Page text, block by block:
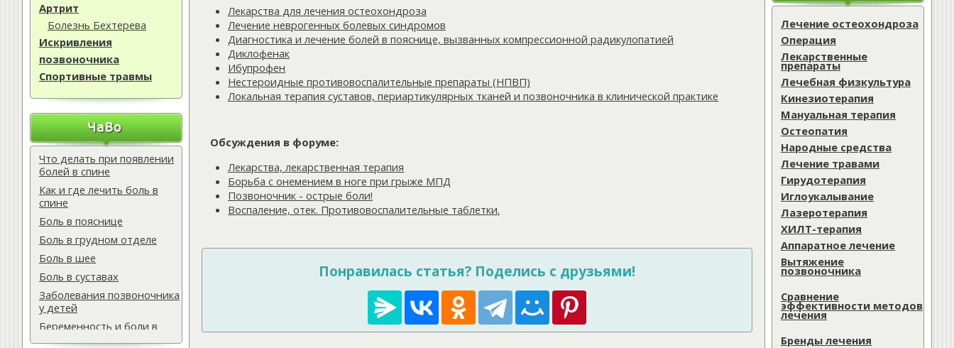
Артрит
Болезнь Бехтерева
Искривления
позвоночника
Спортивные травмы
Что делать при появлении
болей в спине
Как и где лечить боль в
спине
Боль в пояснице
Боль в грудном отделе
Боль в шее
Боль в суставах
Заболевания позвоночника
у детей
Беременность и боли в
Лечение остеохондроза
Операция
Лекарственные
препараты
Лечебная физкультура
Кинезиотерапия
Мануальная терапия
Остеопатия
Народные средства
Лечение травами
Гирудотерапия
Иглоукалывание
Лазеротерапия
ХИЛТ-терапия
Аппаратное лечение
Вытяжение
позвоночника
Сравнение
эффективности методов
лечения
Бренды лечения
Лекарства для лечения остеохондроза
Лечение неврогенных болевых синдромов
Диагностика и лечение болей в пояснице, вызванных компрессионной радикулопатией
Диклофенак
Ибупрофен
Нестероидные противовоспалительные препараты (НПВП)
Локальная терапия суставов, периартикулярных тканей и позвоночника в клинической практике
Обсуждения в форуме:
Лекарства, лекарственная терапия
Борьба с онемением в ноге при грыже МПД
Позвоночник - острые боли!
Воспаление, отек. Противовоспалительные таблетки.
Понравилась статья? Поделись с друзьями!